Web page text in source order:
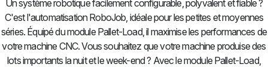
Un système robotique facilement configurable, polyvalent et fiable ?
C'est l'automatisation RoboJob, idéale pour les petites et moyennes
séries. Équipé du module Pallet-Load, il maximise les performances de
votre machine CNC. Vous souhaitez que votre machine produise des
lots importants la nuit et le week-end ? Avec le module Pallet-Load,